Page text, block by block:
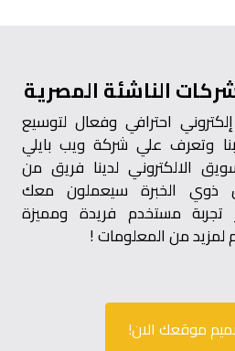
الناشئة المصرية
احترافي وفعال لتوسيع
وتعرف علي شركة ويب بايلي
الالكتروني لدينا فريق من
ذوي الخبرة سيعملون معك
تجربة مستخدم فريدة ومميزة
لمزيد من المعلومات !
موقعك الان!